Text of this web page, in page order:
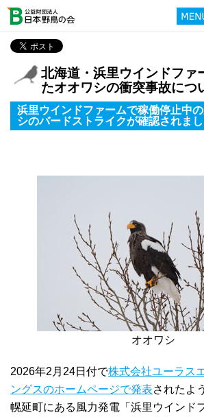
北海道・浜里ウインドファ
たオオワシの衝突事故につ
浜里ウインドファームで稼働停止中
シのバードストライクが確認されま
オオワシ
2026年2月24日付で株式会社ユーラス
ングスのホームページで発表されたよ
幌延町にある風力発電「浜里ウインド